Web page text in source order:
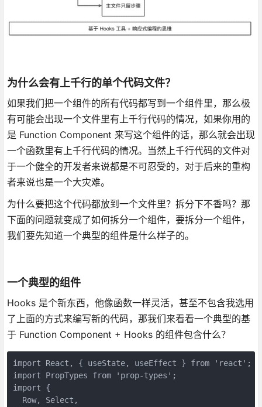
为什么会有上千行的单个代码文件？
如果我们把一个组件的所有代码都写到一个组件里，那么极
有可能会出现一个文件里有上千行代码的情况，如果你用的
是 Function Component 来写这个组件的话，那么就会出现
一个函数里有上千行代码的情况。当然上千行代码的文件对
于一个健全的开发者来说都是不可忍受的，对于后来的重构
者来说也是一个大灾难。
为什么要把这个代码都放到一个文件里？拆分下不香吗？那
下面的问题就变成了如何拆分一个组件，要拆分一个组件，
我们要先知道一个典型的组件是什么样子的。
一个典型的组件
Hooks 是个新东西，他像函数一样灵活，甚至不包含我选用
了上面的方式来编写新的代码，那我们来看看一个典型的基
于 Function Component + Hooks 的组件包含什么？
import React, { useState, useEffect } from 'react';
import PropTypes from 'prop-types';
import {
  Row, Select,